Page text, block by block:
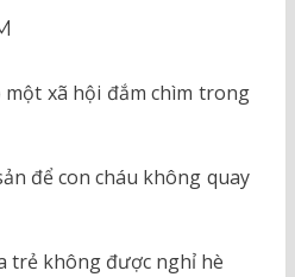
xã hội đắm chìm trong
để con cháu không quay
trẻ không được nghỉ hè